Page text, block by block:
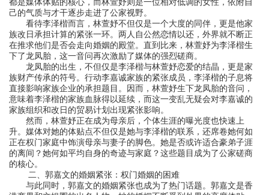
都是媒体体贴的核心，而林萱妤则是一位相对低调的女性，依附自
己的气质与才干逐步走进了公家视野。
看待李泽楷而言，林萱妤不但仅是一个大度的同伴，更是他家
族改日承担计算的紧张一环。两人自公然恋情以还，外界就不断正
在推求他们是否会走向婚姻的殿堂。直到比来，林萱妤为李泽楷生
下了龙凤胎，这一音问再次激励了媒体的强烈磋商。
龙凤胎的出生，不但仅是李泽楷与林萱妤恋爱的结晶，更是家
族财产传承的符号。行动李嘉诚家族的紧张成员，李泽楷的子息将
直接影响家族企业的承担题目。因而，林萱妤生下龙凤胎的音问，
意味着李泽楷的家族血脉得以延续，而这一变乱无疑会对李嘉诚的
家族组织和改日的贸易计划出现紧张影响。
然而，林萱妤正在成为母亲后，个体生涯的曝光度也快速上
升。媒体对她的体贴点不但仅是她与李泽楷的联系，还席卷她何如
正在权门家庭中饰演母亲与妻子的脚色。她是否或许适合豪弟子涯
的离间？她何如平均自身的奇迹与家庭？这些题目成为了公家磋商
的核心。
二、郭嘉文的婚姻紧张：权门婚姻的困难
与此同时，郭嘉文的婚姻紧张也成为了热门话题。郭嘉文是香